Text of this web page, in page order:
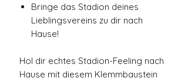
Bringe das Stadion deines
Lieblingsvereins zu dir nach
Hause!
Hol dir echtes Stadion-Feeling nach
Hause mit diesem Klemmbaustein